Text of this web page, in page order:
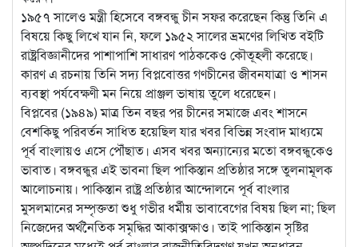
১৯৫৭ সালেও মন্ত্রী হিসেবে বঙ্গবন্ধু চীন সফর করেছেন কিন্তু তিনি এ
বিষয়ে কিছু লিখে যান নি, ফলে ১৯৫২ সালের ভ্রমণের লিখিত বইটি
রাষ্ট্রবিজ্ঞানীদের পাশাপাশি সাধারণ পাঠককেও কৌতূহলী করেছে।
কারণ এ রচনায় তিনি সদ্য বিপ্লবোত্তর গণচীনের জীবনযাত্রা ও শাসন
ব্যবস্থা পর্যবেক্ষণী মন নিয়ে প্রাঞ্জল ভাষায় তুলে ধরেছেন।
বিপ্লবের (১৯৪৯) মাত্র তিন বছর পর চীনের সমাজে এবং শাসনে
বেশকিছু পরিবর্তন সাধিত হয়েছিল যার খবর বিভিন্ন সংবাদ মাধ্যমে
পূর্ব বাংলায়ও এসে পৌঁছাত। এসব খবর অন্যান্যের মতো বঙ্গবন্ধুকেও
ভাবাত। বঙ্গবন্ধুর এই ভাবনা ছিল পাকিস্তান প্রতিষ্ঠার সঙ্গে তুলনামূলক
আলোচনায়। পাকিস্তান রাষ্ট্র প্রতিষ্ঠার আন্দোলনে পূর্ব বাংলার
মুসলমানের সম্পৃক্ততা শুধু গভীর ধর্মীয় ভাবাবেগের বিষয় ছিল না; ছিল
নিজেদের অর্থনৈতিক সমৃদ্ধির আকাক্সক্ষাও। তাই পাকিস্তান সৃষ্টির